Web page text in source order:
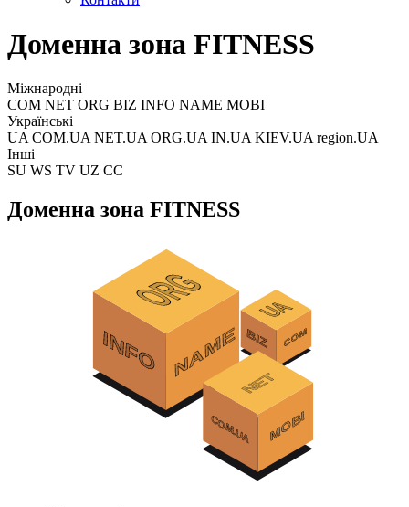
Доменна зона FITNESS
Міжнародні
COM NET ORG BIZ INFO NAME MOBI
Українські
UA COM.UA NET.UA ORG.UA IN.UA KIEV.UA region.UA
Інші
SU WS TV UZ CC
Доменна зона FITNESS